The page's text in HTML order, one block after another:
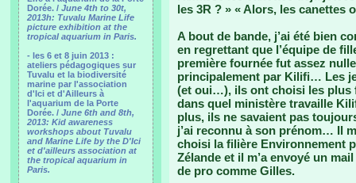
Dorée. / June 4th to 30t,
2013h: Tuvalu Marine Life
picture exhibition at the
tropical aquarium in Paris.
- les 6 et 8 juin 2013 :
ateliers pédagogiques sur
Tuvalu et la biodiversité
marine par l'association
d'Ici et d'Ailleurs à
l'aquarium de la Porte
Dorée. / June 6th and 8th,
2013: Kid awareness
workshops about Tuvalu
and Marine Life by the D'Ici
et d'ailleurs association at
the tropical aquarium in
Paris.
les 3R ? » « Alors, les canettes
A bout de bande, j’ai été bien
en regrettant que l’équipe de
première fournée fut assez
principalement par Kilifi… Les
(et oui…), ils ont choisi les plus
dans quel ministère travaille
plus, ils ne savaient pas
j’ai reconnu à son prénom… Il
choisi la filière Environnement
Zélande et il m’a envoyé un
de pro comme Gilles.